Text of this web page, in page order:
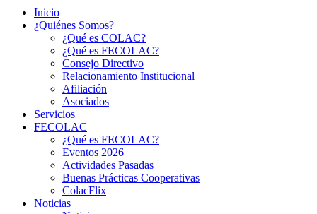
Inicio
¿Quiénes Somos?
¿Qué es COLAC?
¿Qué es FECOLAC?
Consejo Directivo
Relacionamiento Institucional
Afiliación
Asociados
Servicios
FECOLAC
¿Qué es FECOLAC?
Eventos 2026
Actividades Pasadas
Buenas Prácticas Cooperativas
ColacFlix
Noticias